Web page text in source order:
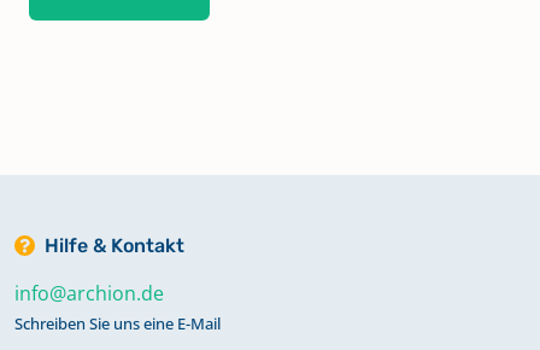
Hilfe & Kontakt
info@archion.de
Schreiben Sie uns eine E-Mail